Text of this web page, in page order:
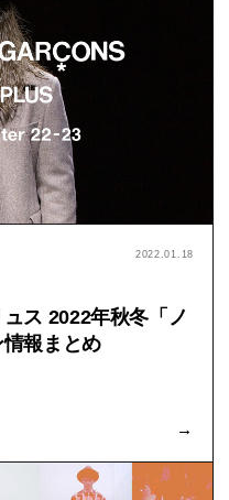
2022.01.18
ス 2022年秋冬「ノ
報まとめ
→